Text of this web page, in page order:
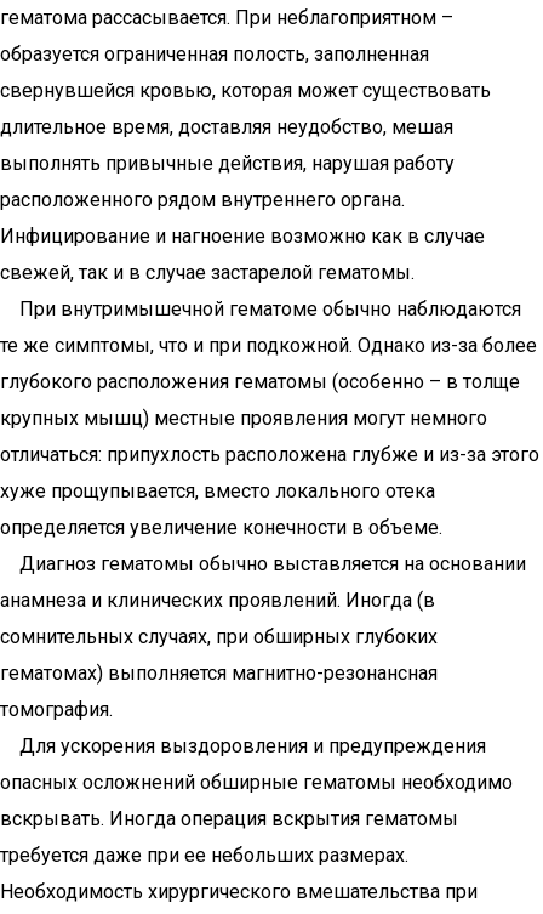
гематома рассасывается. При неблагоприятном –
образуется ограниченная полость, заполненная
свернувшейся кровью, которая может существовать
длительное время, доставляя неудобство, мешая
выполнять привычные действия, нарушая работу
расположенного рядом внутреннего органа.
Инфицирование и нагноение возможно как в случае
свежей, так и в случае застарелой гематомы.
При внутримышечной гематоме обычно наблюдаются
те же симптомы, что и при подкожной. Однако из-за более
глубокого расположения гематомы (особенно – в толще
крупных мышц) местные проявления могут немного
отличаться: припухлость расположена глубже и из-за этого
хуже прощупывается, вместо локального отека
определяется увеличение конечности в объеме.
Диагноз гематомы обычно выставляется на основании
анамнеза и клинических проявлений. Иногда (в
сомнительных случаях, при обширных глубоких
гематомах) выполняется магнитно-резонансная
томография.
Для ускорения выздоровления и предупреждения
опасных осложнений обширные гематомы необходимо
вскрывать. Иногда операция вскрытия гематомы
требуется даже при ее небольших размерах.
Необходимость хирургического вмешательства при